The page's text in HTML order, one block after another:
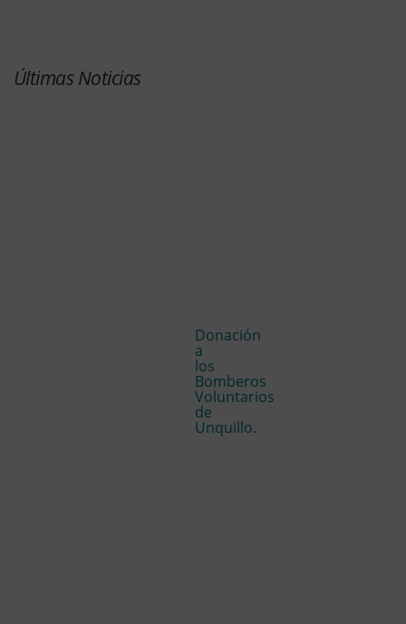
Últimas Noticias
Donación
a
los
Bomberos
Voluntarios
de
Unquillo.